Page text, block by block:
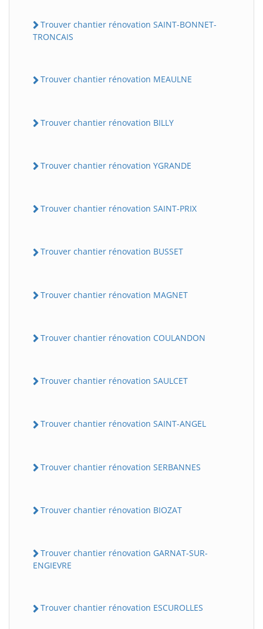
Trouver chantier rénovation SAINT-BONNET-
TRONCAIS
Trouver chantier rénovation MEAULNE
Trouver chantier rénovation BILLY
Trouver chantier rénovation YGRANDE
Trouver chantier rénovation SAINT-PRIX
Trouver chantier rénovation BUSSET
Trouver chantier rénovation MAGNET
Trouver chantier rénovation COULANDON
Trouver chantier rénovation SAULCET
Trouver chantier rénovation SAINT-ANGEL
Trouver chantier rénovation SERBANNES
Trouver chantier rénovation BIOZAT
Trouver chantier rénovation GARNAT-SUR-
ENGIEVRE
Trouver chantier rénovation ESCUROLLES